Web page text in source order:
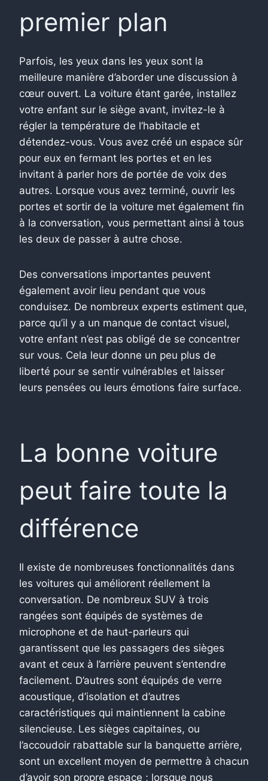
premier plan
Parfois, les yeux dans les yeux sont la
meilleure manière d’aborder une discussion à
cœur ouvert. La voiture étant garée, installez
votre enfant sur le siège avant, invitez-le à
régler la température de l’habitacle et
détendez-vous. Vous avez créé un espace sûr
pour eux en fermant les portes et en les
invitant à parler hors de portée de voix des
autres. Lorsque vous avez terminé, ouvrir les
portes et sortir de la voiture met également fin
à la conversation, vous permettant ainsi à tous
les deux de passer à autre chose.
Des conversations importantes peuvent
également avoir lieu pendant que vous
conduisez. De nombreux experts estiment que,
parce qu’il y a un manque de contact visuel,
votre enfant n’est pas obligé de se concentrer
sur vous. Cela leur donne un peu plus de
liberté pour se sentir vulnérables et laisser
leurs pensées ou leurs émotions faire surface.
La bonne voiture
peut faire toute la
différence
Il existe de nombreuses fonctionnalités dans
les voitures qui améliorent réellement la
conversation. De nombreux SUV à trois
rangées sont équipés de systèmes de
microphone et de haut-parleurs qui
garantissent que les passagers des sièges
avant et ceux à l’arrière peuvent s’entendre
facilement. D’autres sont équipés de verre
acoustique, d’isolation et d’autres
caractéristiques qui maintiennent la cabine
silencieuse. Les sièges capitaines, ou
l’accoudoir rabattable sur la banquette arrière,
sont un excellent moyen de permettre à chacun
d’avoir son propre espace ; lorsque nous